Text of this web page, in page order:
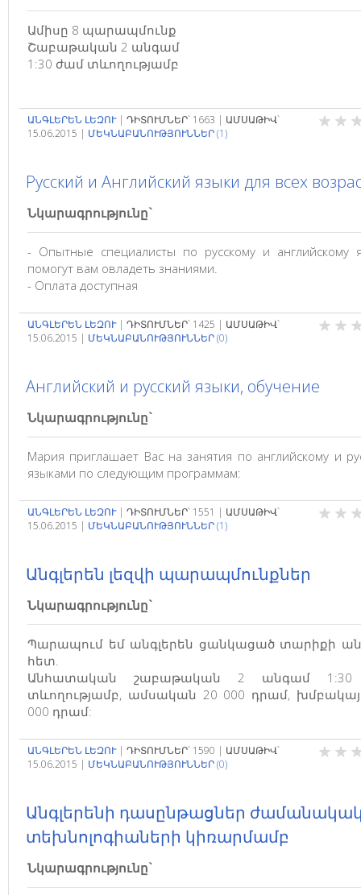
Ամիսը 8 պարապմունք
Շաբաթական 2 անգամ
1:30 ժամ տևողությամբ
ԱՆԳԼԵՐԵՆ ԼԵԶՈՒ| ԴԻՏՈՒՄՆԵՐ` 1663 | ԱՄՍԱԹԻՎ`
15.06.2015 | ՄԵԿՆԱԲԱՆՈՒԹՅՈՒՆՆԵՐ (1)
Русский и Английский языки для всех
Նկարագրությունը`
- Опытные специалисты по русскому и английскому
помогут вам овладеть знаниями.
- Оплата доступная
ԱՆԳԼԵՐԵՆ ԼԵԶՈՒ| ԴԻՏՈՒՄՆԵՐ` 1425 | ԱՄՍԱԹԻՎ`
15.06.2015 | ՄԵԿՆԱԲԱՆՈՒԹՅՈՒՆՆԵՐ (0)
Английский и русский языки, обучение
Նկարագրությունը`
Мария приглашает Вас на занятия по английскому и
языками по следующим программам:
ԱՆԳԼԵՐԵՆ ԼԵԶՈՒ| ԴԻՏՈՒՄՆԵՐ` 1551 | ԱՄՍԱԹԻՎ`
15.06.2015 | ՄԵԿՆԱԲԱՆՈՒԹՅՈՒՆՆԵՐ (1)
Անգլերեն լեզվի պարապմունքներ
Նկարագրությունը`
Պարապում եմ անգլերեն ցանկացած տարիքի
հետ.
Անհատական շաբաթական 2 անգամ
տևողությամբ, ամսական 20 000 դրամ,
000 դրամ:
ԱՆԳԼԵՐԵՆ ԼԵԶՈՒ| ԴԻՏՈՒՄՆԵՐ` 1590 | ԱՄՍԱԹԻՎ`
15.06.2015 | ՄԵԿՆԱԲԱՆՈՒԹՅՈՒՆՆԵՐ (0)
Անգլերենի դասընթացներ
տեխնոլոգիաների կիռարմամբ
Նկարագրությունը`